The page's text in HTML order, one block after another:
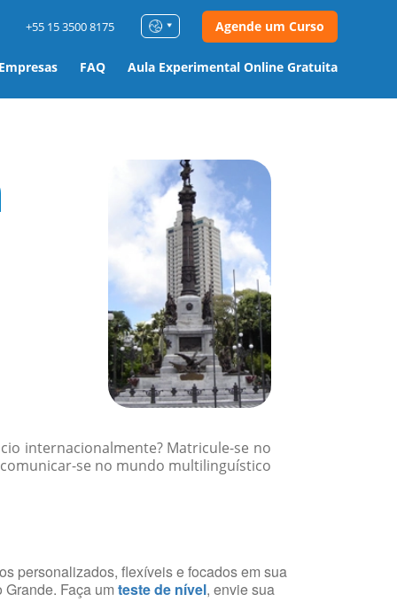
FAQ Aula Experimental Online Gratuita
+55 15 3500 8175 Agende um Curso
internacionalmente? Matricule-se no
se no mundo multilinguístico
personalizados, flexíveis e focados em sua
Faça um teste de nível, envie sua